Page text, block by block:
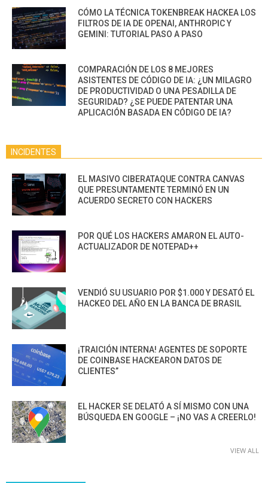
CÓMO LA TÉCNICA TOKENBREAK HACKEA LOS
FILTROS DE IA DE OPENAI, ANTHROPIC Y
GEMINI: TUTORIAL PASO A PASO
COMPARACIÓN DE LOS 8 MEJORES
ASISTENTES DE CÓDIGO DE IA: ¿UN MILAGRO
DE PRODUCTIVIDAD O UNA PESADILLA DE
SEGURIDAD? ¿SE PUEDE PATENTAR UNA
APLICACIÓN BASADA EN CÓDIGO DE IA?
INCIDENTES
EL MASIVO CIBERATAQUE CONTRA CANVAS
QUE PRESUNTAMENTE TERMINÓ EN UN
ACUERDO SECRETO CON HACKERS
POR QUÉ LOS HACKERS AMARON EL AUTO-
ACTUALIZADOR DE NOTEPAD++
VENDIÓ SU USUARIO POR $1.000 Y DESATÓ EL
HACKEO DEL AÑO EN LA BANCA DE BRASIL
¡TRAICIÓN INTERNA! AGENTES DE SOPORTE
DE COINBASE HACKEARON DATOS DE
CLIENTES”
EL HACKER SE DELATÓ A SÍ MISMO CON UNA
BÚSQUEDA EN GOOGLE – ¡NO VAS A CREERLO!
VIEW ALL